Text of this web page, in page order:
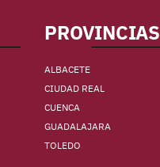
PROVINCIAS
ALBACETE
CIUDAD REAL
CUENCA
GUADALAJARA
TOLEDO